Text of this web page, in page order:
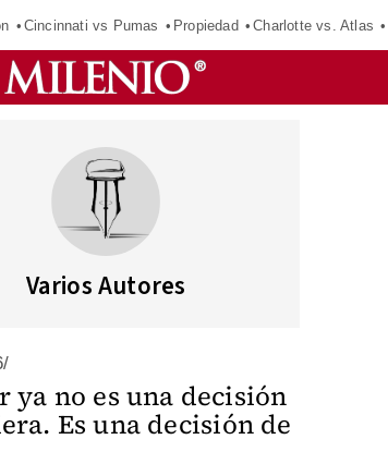
Cincinnati vs Pumas Propiedad Charlotte vs. Atlas
Varios Autores
ya no es una decisión
Es una decisión de